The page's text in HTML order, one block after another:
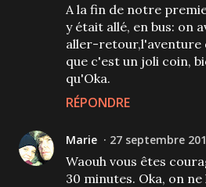
A la fin de notre
y était allé, en bus: on
aller-retour,l'aventure
que c'est un joli coin,
qu'Oka.
RÉPONDRE
Marie 27 septembre
Waouh vous êtes
30 minutes. Oka, on